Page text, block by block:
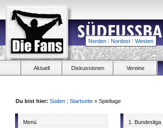
Norden | Nordost | Westen
Aktuell Diskussionen Vereine
Du bist hier: Süden | Startseite » Spieltage
Menü 1. Bundesliga